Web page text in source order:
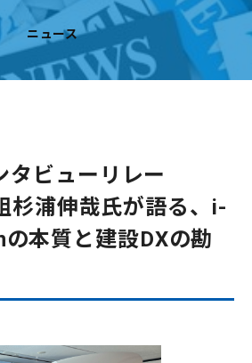
ニュース
タビューリレー
杉浦伸哉氏が語る、i-
本質と建設DXの勘